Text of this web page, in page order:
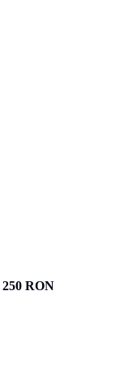
250 RON